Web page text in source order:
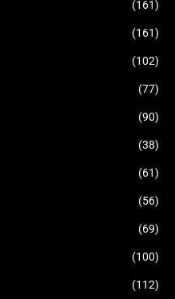
(161)
(161)
(102)
(77)
(90)
(38)
(61)
(56)
(69)
(100)
(112)